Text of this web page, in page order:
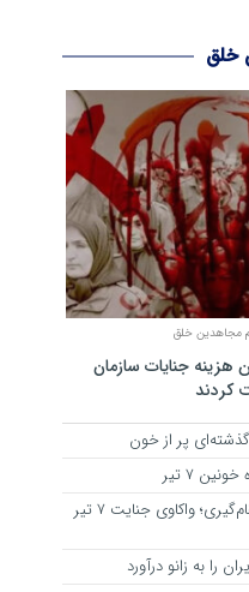
خلق
مجاهدین خلق
هزینه جنایات سازمان
کردند
پر از خون
7 تیر
تروریسم، نفوذ و انتقام‌گیری؛ واکاوی جنایت ۷ تیر
را به زانو درآورد